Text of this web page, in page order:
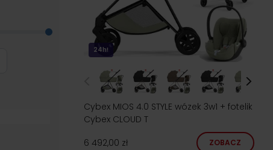
wartość 24h!
Cybex MIOS 4.0 STYLE wózek 3w1 + fotelik
Cybex CLOUD T
6 492,00 zł
ZOBACZ